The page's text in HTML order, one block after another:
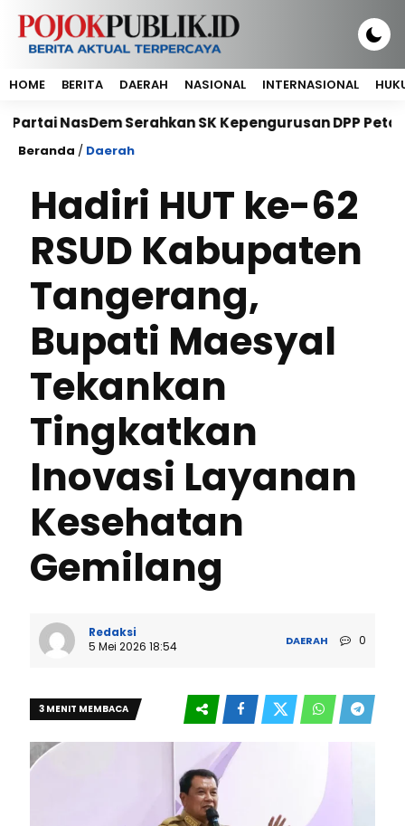
HOME BERITA DAERAH NASIONAL INTERNASIONAL
Serahkan SK Kepengurusan DPP Petani
Beranda / Daerah
Hadiri HUT ke-62
RSUD Kabupaten
Tangerang,
Bupati Maesyal
Tekankan
Tingkatkan
Inovasi Layanan
Kesehatan
Gemilang
Redaksi
5 Mei 2026 18:54
DAERAH 0
3 MENIT MEMBACA